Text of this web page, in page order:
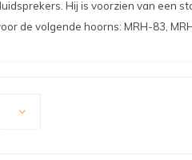
Hij is voorzien van een
de volgende hoorns: MRH-83,